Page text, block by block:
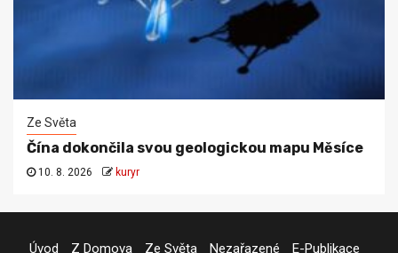
Ze Světa
Čína dokončila svou geologickou mapu Měsíce
10. 8. 2026 kuryr
Úvod Z Domova Ze Světa Nezařazené E-Publikace